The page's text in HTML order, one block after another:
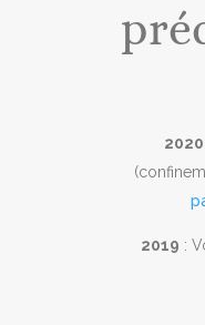
2020
2019 :